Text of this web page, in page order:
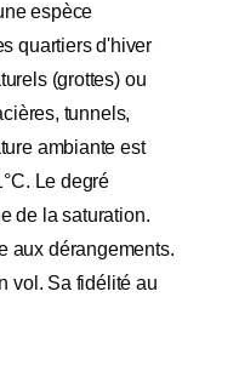
espèce
quartiers d'hiver
(grottes) ou
tunnels,
ambiante est
Le degré
de la saturation.
aux dérangements.
vol. Sa fidélité au